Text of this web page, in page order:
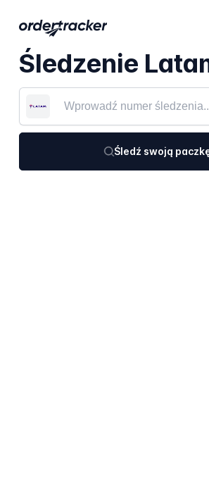
Śledzenie
Śledź swoją